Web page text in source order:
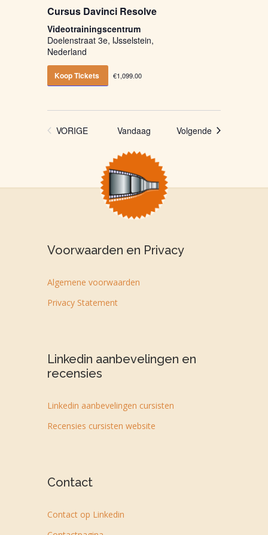
Cursus Davinci Resolve
Videotrainingscentrum
Doelenstraat 3e, IJsselstein,
Nederland
Koop Tickets €1,099.00
VORIGE
Vandaag VolgendeEvenementen
Voorwaarden en Privacy
Algemene voorwaarden
Privacy Statement
Linkedin aanbevelingen en
recensies
Linkedin aanbevelingen cursisten
Recensies cursisten website
Contact
Contact op Linkedin